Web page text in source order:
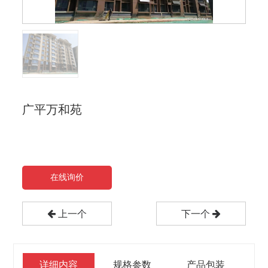
广平万和苑
在线询价
上一个 下一个
详细内容 规格参数 产品包装